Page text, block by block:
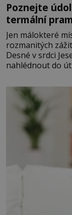
Poznejte
termální
Jen málokteré
rozmanitých
Desné v srdci
nahlédnout do
se na
Velkých